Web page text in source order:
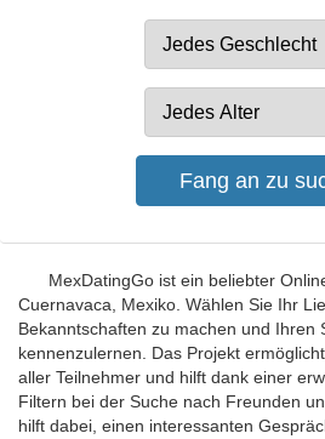
MexDatingGo ist ein beliebter
Cuernavaca, Mexiko. Wählen Sie Ihr
Bekanntschaften zu machen und Ihren
kennenzulernen. Das Projekt
aller Teilnehmer und hilft dank einer
Filtern bei der Suche nach Freunden
hilft dabei, einen interessanten